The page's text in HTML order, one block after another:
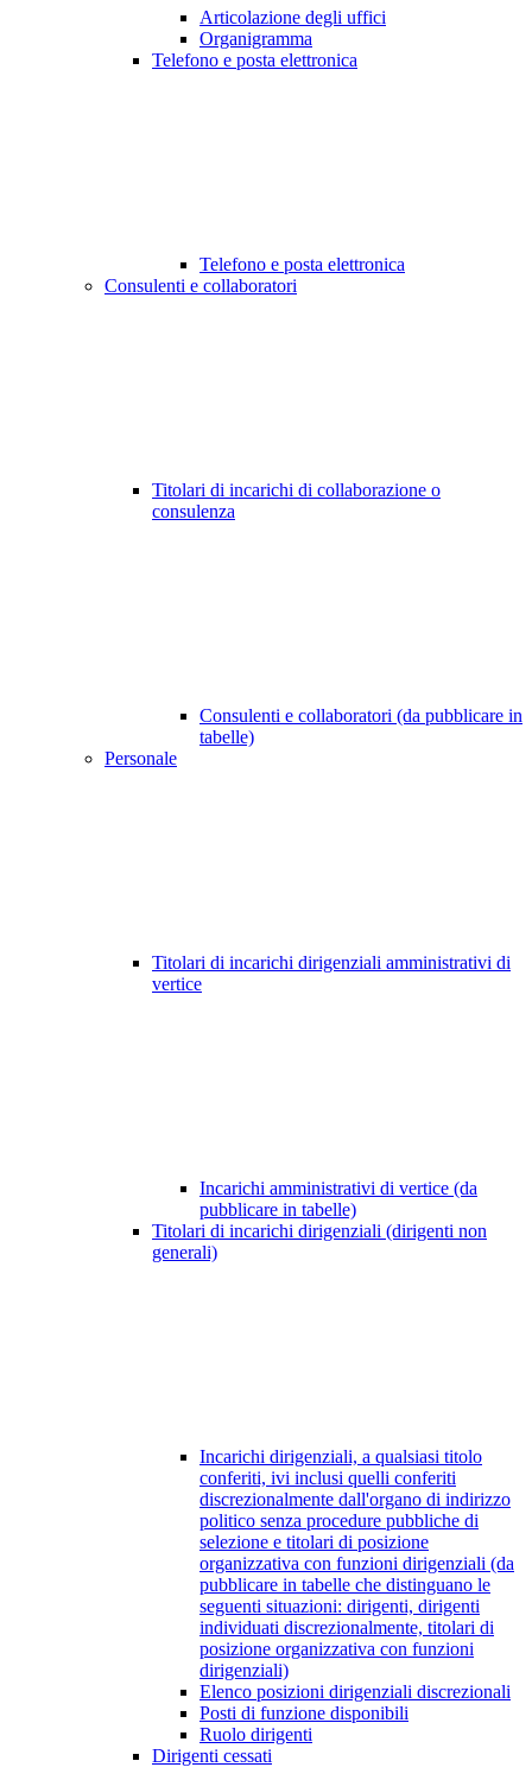
Articolazione degli uffici
Organigramma
Telefono e posta elettronica
Telefono e posta elettronica
Consulenti e collaboratori
Titolari di incarichi di collaborazione o
consulenza
Consulenti e collaboratori (da pubblicare in
tabelle)
Personale
Titolari di incarichi dirigenziali amministrativi di
vertice
Incarichi amministrativi di vertice (da
pubblicare in tabelle)
Titolari di incarichi dirigenziali (dirigenti non
generali)
Incarichi dirigenziali, a qualsiasi titolo
conferiti, ivi inclusi quelli conferiti
discrezionalmente dall'organo di indirizzo
politico senza procedure pubbliche di
selezione e titolari di posizione
organizzativa con funzioni dirigenziali (da
pubblicare in tabelle che distinguano le
seguenti situazioni: dirigenti, dirigenti
individuati discrezionalmente, titolari di
posizione organizzativa con funzioni
dirigenziali)
Elenco posizioni dirigenziali discrezionali
Posti di funzione disponibili
Ruolo dirigenti
Dirigenti cessati